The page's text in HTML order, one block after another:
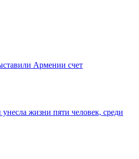
Армении счет
жизни пяти человек, среди